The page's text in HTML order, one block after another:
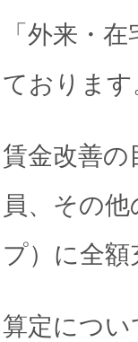
「外来・
ております
賃金改善の
員、その
プ）に全
算定につい